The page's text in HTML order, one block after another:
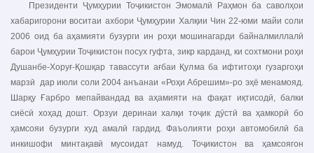
Президенти Ҷумҳурии Тоҷикистон Эмомалӣ Раҳмон ба саволҳои
хабаригорони воситаи ахбори Ҷумҳурии Халқии Чин 22-юми майи соли
2006 оид ба аҳамияти бузурги ин роҳи мошинагарди байналмиллалӣ
барои Ҷумҳурии Тоҷикистон посух гуфта, зикр карданд, ки сохтмони роҳи
Душанбе-Хоруғ-Қошқар тавассути ағбаи Қулма ба ифтитоҳи гузаргоҳи
марзӣ дар июли соли 2004 анъанаи «Роҳи Абрешим»-ро эҳё менамояд.
Шарқу Ғарбро мепайвандад ва аҳамияти на фақат иқтисодӣ, балки
сиёсӣ хоҳад дошт. Орзуи деринаи халқи тоҷик дӯстӣ ва ҳамкорӣ бо
ҳамсояи бузурги худ амалӣ гардид. Фаъолияти роҳи автомобилӣ ба
инкишофи минтақавӣ мусоидат намуд. Тоҷикистон ва ҳамсоягон